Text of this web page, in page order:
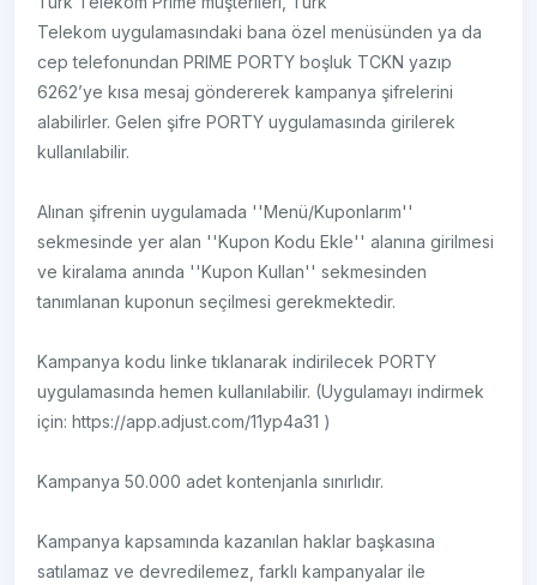
Telekom uygulamasındaki bana özel menüsünden ya da
cep telefonundan PRIME PORTY boşluk TCKN yazıp
6262’ye kısa mesaj göndererek kampanya şifrelerini
alabilirler. Gelen şifre PORTY uygulamasında girilerek
kullanılabilir.
Alınan şifrenin uygulamada ''Menü/Kuponlarım''
sekmesinde yer alan ''Kupon Kodu Ekle'' alanına girilmesi
ve kiralama anında ''Kupon Kullan'' sekmesinden
tanımlanan kuponun seçilmesi gerekmektedir.
Kampanya kodu linke tıklanarak indirilecek PORTY
uygulamasında hemen kullanılabilir. (Uygulamayı indirmek
için: https://app.adjust.com/11yp4a31 )
Kampanya 50.000 adet kontenjanla sınırlıdır.
Kampanya kapsamında kazanılan haklar başkasına
satılamaz ve devredilemez, farklı kampanyalar ile